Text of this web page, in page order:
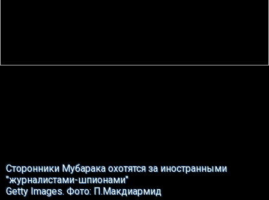
Сторонники Мубарака охотятся за иностранными
"журналистами-шпионами"
Getty Images. Фото: П.Макдиармид